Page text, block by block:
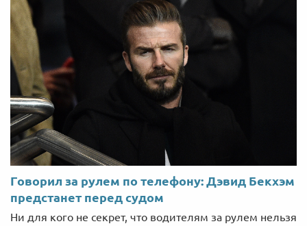
Говорил за рулем по телефону: Дэвид Бекхэм
предстанет перед судом
Ни для кого не секрет, что водителям за рулем нельзя